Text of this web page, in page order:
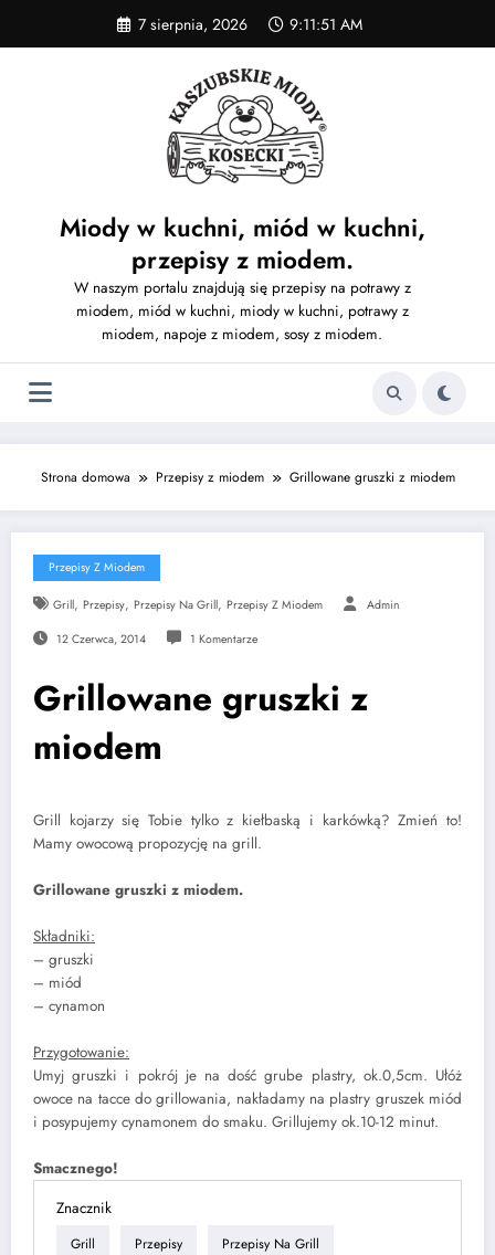
content
7 sierpnia, 2026 9:11:51 AM
Miody w kuchni, miód w kuchni,
przepisy z miodem.
W naszym portalu znajdują się przepisy na potrawy z
miodem, miód w kuchni, miody w kuchni, potrawy z
miodem, napoje z miodem, sosy z miodem.
Strona domowa Przepisy z miodem Grillowane gruszki z miodem
Przepisy Z Miodem
Grill, Przepisy, Przepisy Na Grill, Przepisy Z Miodem Admin
12 Czerwca, 2014 1 Komentarze
Grillowane gruszki z
miodem
Grill kojarzy się Tobie tylko z kiełbaską i karkówką? Zmień to!
Mamy owocową propozycję na grill.
Grillowane gruszki z miodem.
Składniki:
– gruszki
– miód
– cynamon
Przygotowanie:
Umyj gruszki i pokrój je na dość grube plastry, ok.0,5cm. Ułóż
owoce na tacce do grillowania, nakładamy na plastry gruszek miód
i posypujemy cynamonem do smaku. Grillujemy ok.10-12 minut.
Smacznego!
Znacznik
Grill Przepisy Przepisy Na Grill